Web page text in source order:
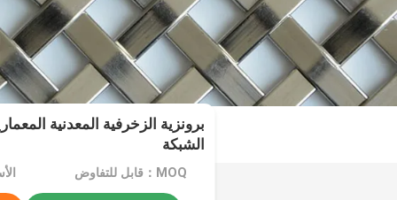
برونزية الزخرفية المعدنية
الشبكة
MOQ：قابل للتفاوض